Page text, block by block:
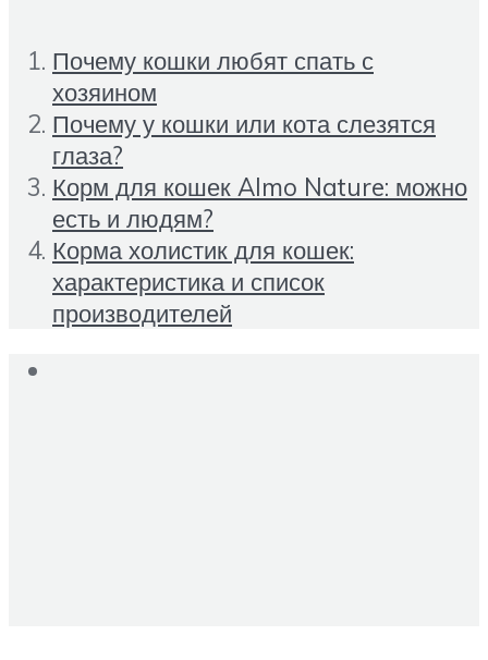
Почему кошки любят спать с
хозяином
Почему у кошки или кота слезятся
глаза?
Корм для кошек Almo Nature: можно
есть и людям?
Корма холистик для кошек:
характеристика и список
производителей